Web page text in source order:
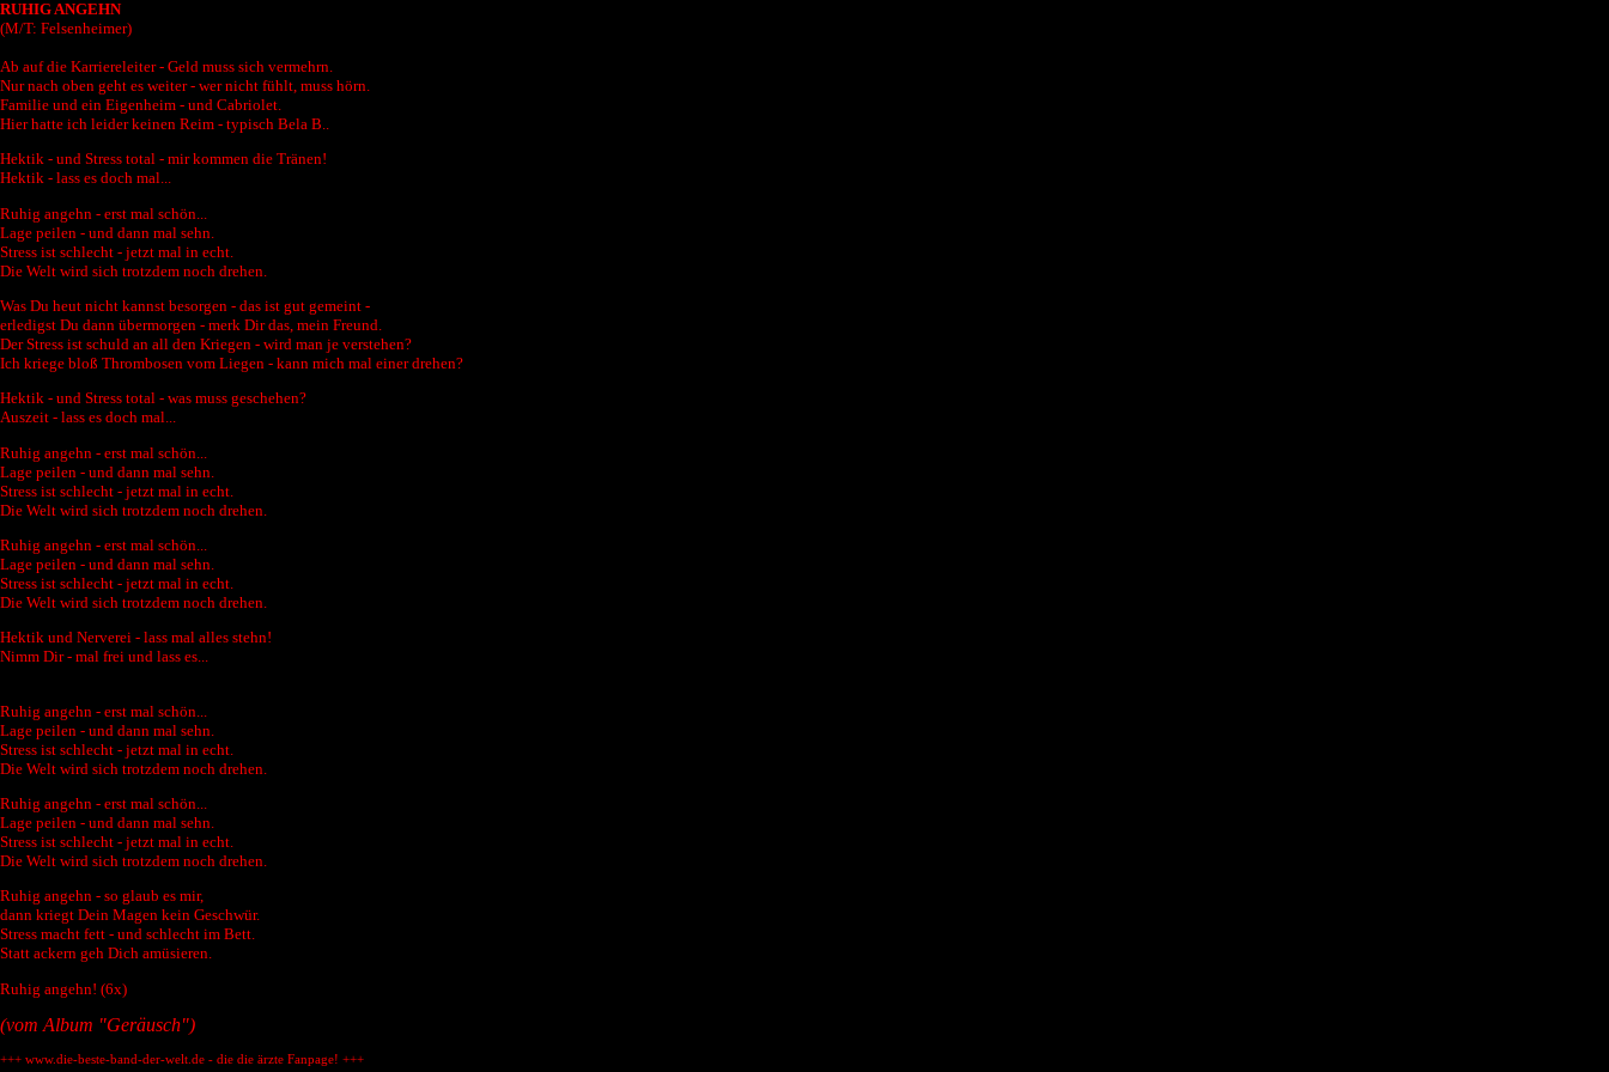
RUHIG ANGEHN
(M/T: Felsenheimer)
Ab auf die Karriereleiter - Geld muss sich vermehrn.
Nur nach oben geht es weiter - wer nicht fühlt, muss hörn.
Familie und ein Eigenheim - und Cabriolet.
Hier hatte ich leider keinen Reim - typisch Bela B..
Hektik - und Stress total - mir kommen die Tränen!
Hektik - lass es doch mal...
Ruhig angehn - erst mal schön...
Lage peilen - und dann mal sehn.
Stress ist schlecht - jetzt mal in echt.
Die Welt wird sich trotzdem noch drehen.
Was Du heut nicht kannst besorgen - das ist gut gemeint -
erledigst Du dann übermorgen - merk Dir das, mein Freund.
Der Stress ist schuld an all den Kriegen - wird man je verstehen?
Ich kriege bloß Thrombosen vom Liegen - kann mich mal einer drehen?
Hektik - und Stress total - was muss geschehen?
Auszeit - lass es doch mal...
Ruhig angehn - erst mal schön...
Lage peilen - und dann mal sehn.
Stress ist schlecht - jetzt mal in echt.
Die Welt wird sich trotzdem noch drehen.
Ruhig angehn - erst mal schön...
Lage peilen - und dann mal sehn.
Stress ist schlecht - jetzt mal in echt.
Die Welt wird sich trotzdem noch drehen.
Hektik und Nerverei - lass mal alles stehn!
Nimm Dir - mal frei und lass es...
Ruhig angehn - erst mal schön...
Lage peilen - und dann mal sehn.
Stress ist schlecht - jetzt mal in echt.
Die Welt wird sich trotzdem noch drehen.
Ruhig angehn - erst mal schön...
Lage peilen - und dann mal sehn.
Stress ist schlecht - jetzt mal in echt.
Die Welt wird sich trotzdem noch drehen.
Ruhig angehn - so glaub es mir,
dann kriegt Dein Magen kein Geschwür.
Stress macht fett - und schlecht im Bett.
Statt ackern geh Dich amüsieren.
Ruhig angehn! (6x)
(vom Album "Geräusch")
+++ www.die-beste-band-der-welt.de - die die ärzte Fanpage! +++